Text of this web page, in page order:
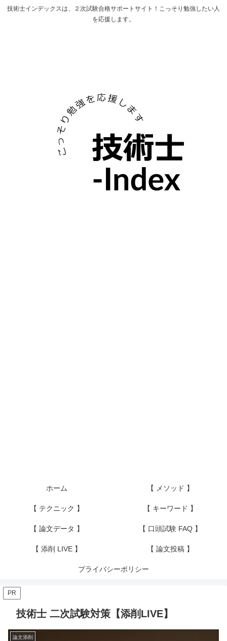
技術士インデックスは、２次試験合格サポートサイト！こっそり勉強したい人
を応援します。
ホーム 【 メソッド 】
【 テクニック 】 【 キーワード 】
【 論文データ 】 【 口頭試験 FAQ 】
【 添削 LIVE 】 【 論文投稿 】
プライバシーポリシー
PR
技術士 二次試験対策【添削LIVE】
論文添削